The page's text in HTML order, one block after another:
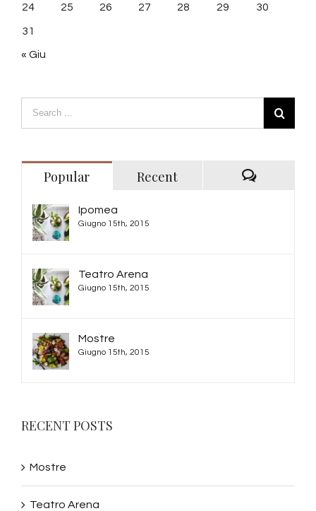
24 25 26 27 28 29 30
31
« Giu
Popular
Recent
Ipomea
Giugno 15th, 2015
Teatro Arena
Giugno 15th, 2015
Mostre
Giugno 15th, 2015
RECENT POSTS
Mostre
Teatro Arena